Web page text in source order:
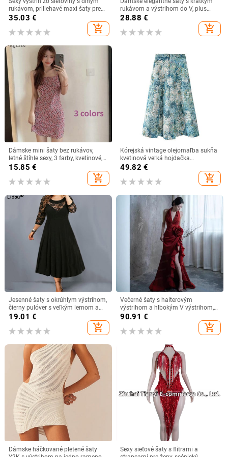
rukávom, priliehavé maxi šaty pre
ženy, trblietavé šnurovacie párty
šaty, jar/jeseň 2023, elegantné
narodeninové oblečenie
35.03 €
add_shopping_cart
rukávom a výstrihom do V, plus
veľkosť 2021, s potlačou a krátkym
rukávom, ležérne voľné šaty v
áčkovom strihu
28.88 €
add_shopping_cart
Dámske mini šaty bez rukávov,
letné štíhle sexy, 3 farby, kvetinové,
retro, voľnočasové, dámske,
streetwear, horúci výpredaj, mäkké,
módne, nové
15.85 €
add_shopping_cart
Kórejská vintage olejomaľba sukňa
kvetinová veľká hojdačka
dáždniková sukňa 2023 vysoký pás
štíhla plus veľkosť ženy dlhá sukňa
Aline
49.82 €
add_shopping_cart
Jesenné šaty s okrúhlym výstrihom,
čierny pulóver s veľkým lemom a
dlhým rukávom pre ženy, veľkosť
19.01 €
add_shopping_cart
Večerné šaty s halterovým
výstrihom a hlbokým V výstrihom,
bez rukávov, polyesterová tkanina,
90.91 €
add_shopping_cart
Dámske háčkované pletené šaty
Sexy sieťové šaty s flitrami a